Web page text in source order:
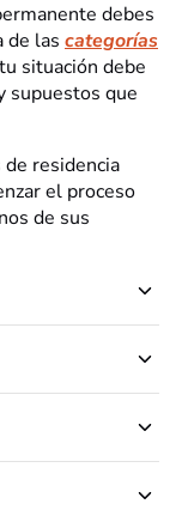
debes
de las categorías
situación debe
supuestos que
de residencia
el proceso
de sus